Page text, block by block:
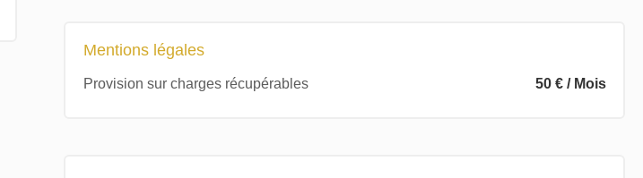
Mentions légales
Provision sur charges récupérables 50 € / Mois